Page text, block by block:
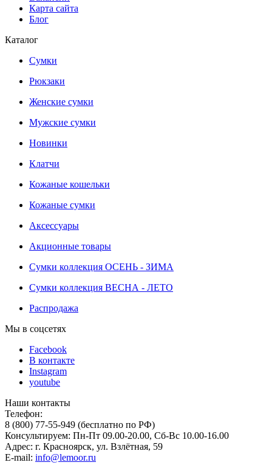
Карта сайта
Блог
Каталог
Сумки
Рюкзаки
Женские сумки
Мужские сумки
Новинки
Клатчи
Кожаные кошельки
Кожаные сумки
Аксессуары
Акционные товары
Сумки коллекция ОСЕНЬ - ЗИМА
Сумки коллекция ВЕСНА - ЛЕТО
Распродажа
Мы в соцсетях
Facebook
В контакте
Instagram
youtube
Наши контакты
Телефон:
8 (800) 77-55-949 (бесплатно по РФ)
Консультируем: Пн-Пт 09.00-20.00, Сб-Вс 10.00-16.00
Адрес: г. Красноярск, ул. Взлётная, 59
E-mail: info@lemoor.ru